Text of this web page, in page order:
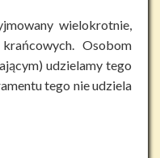
wielokrotnie,
Osobom
udzielamy tego
tego nie udziela